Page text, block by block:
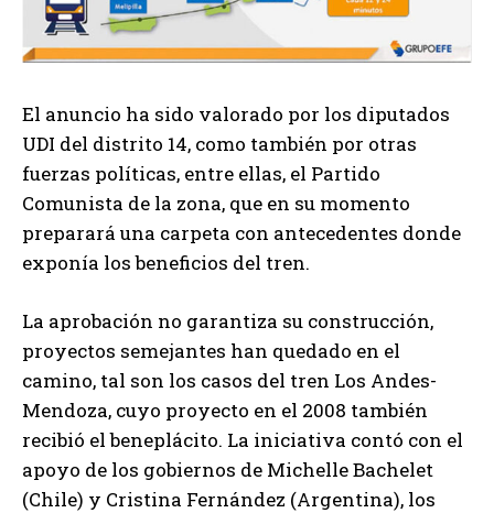
El anuncio ha sido valorado por los diputados
UDI del distrito 14, como también por otras
fuerzas políticas, entre ellas, el Partido
Comunista de la zona, que en su momento
preparará una carpeta con antecedentes donde
exponía los beneficios del tren.
La aprobación no garantiza su construcción,
proyectos semejantes han quedado en el
camino, tal son los casos del tren Los Andes-
Mendoza, cuyo proyecto en el 2008 también
recibió el beneplácito. La iniciativa contó con el
apoyo de los gobiernos de Michelle Bachelet
(Chile) y Cristina Fernández (Argentina), los